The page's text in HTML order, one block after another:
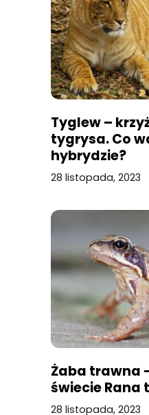
Tyglew –
tygrysa. Co
hybrydzie?
28 listopada, 2023
Żaba trawna
świecie Rana
28 listopada, 2023